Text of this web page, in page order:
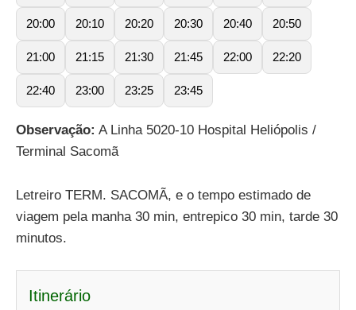
20:00 20:10 20:20 20:30 20:40 20:50
21:00 21:15 21:30 21:45 22:00 22:20
22:40 23:00 23:25 23:45
Observação: A Linha 5020-10 Hospital Heliópolis /
Terminal Sacomã
Letreiro TERM. SACOMÃ, e o tempo estimado de
viagem pela manha 30 min, entrepico 30 min, tarde 30
minutos.
Itinerário